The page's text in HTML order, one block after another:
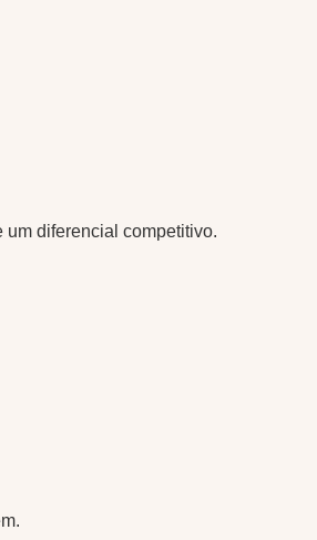
diferencial competitivo.